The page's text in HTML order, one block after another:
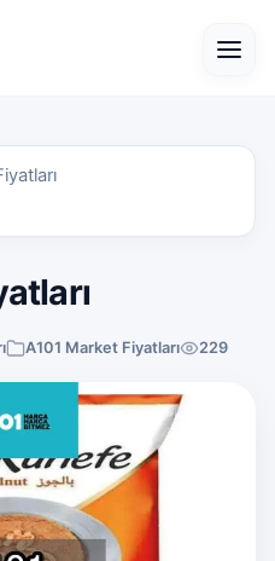
A101 Market Fiyatları 229